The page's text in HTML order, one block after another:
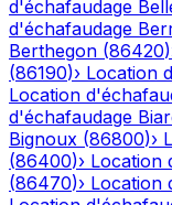
d'échafaudage
d'échafaudage
Berthegon (86420)
(86190)› Location
Location
d'échafaudage
Bignoux (86800)›
(86400)› Location
(86470)› Location